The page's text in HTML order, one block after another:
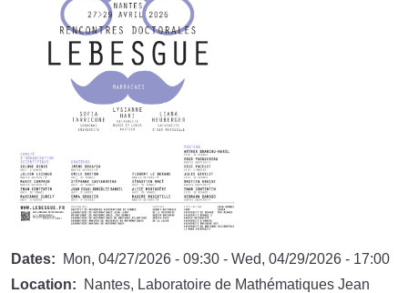
Dates Mon, 04/27/2026 - 09:30 - Wed, 04/29/2026 - 17:00
Location
Nantes, Laboratoire de Mathématiques Jean